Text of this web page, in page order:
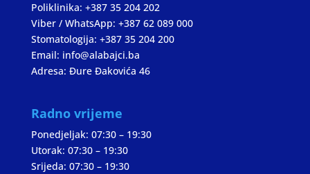
Poliklinika: +387 35 204 202
Viber / WhatsApp: +387 62 089 000
Stomatologija: +387 35 204 200
Email: info@alabajci.ba
Adresa: Đure Đakovića 46
Radno vrijeme
Ponedjeljak: 07:30 – 19:30
Utorak: 07:30 – 19:30
Srijeda: 07:30 – 19:30